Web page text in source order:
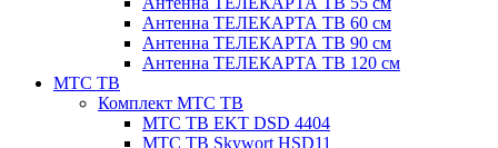
Антенна ТЕЛЕКАРТА ТВ 60 см
Антенна ТЕЛЕКАРТА ТВ 90 см
Антенна ТЕЛЕКАРТА ТВ 120 см
МТС ТВ
Комплект МТС ТВ
МТС ТВ EKT DSD 4404
МТС ТВ Skywort HSD11